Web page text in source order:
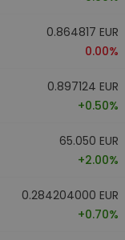
0.864817 EUR
0.00%
0.897124 EUR
+0.50%
65.050 EUR
+2.00%
0.284204000 EUR
+0.70%